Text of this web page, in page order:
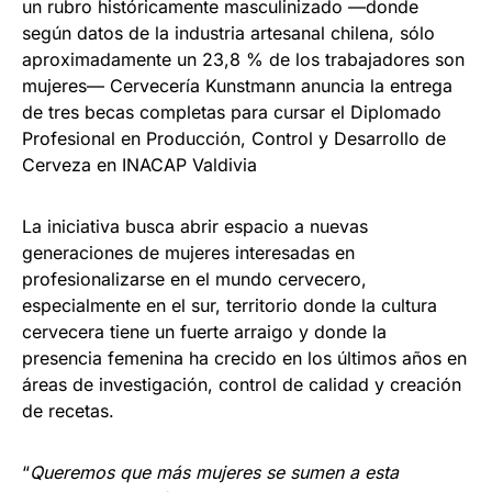
un rubro históricamente masculinizado —donde
según datos de la industria artesanal chilena, sólo
aproximadamente un 23,8 % de los trabajadores son
mujeres— Cervecería Kunstmann anuncia la entrega
de tres becas completas para cursar el Diplomado
Profesional en Producción, Control y Desarrollo de
Cerveza en INACAP Valdivia
La iniciativa busca abrir espacio a nuevas
generaciones de mujeres interesadas en
profesionalizarse en el mundo cervecero,
especialmente en el sur, territorio donde la cultura
cervecera tiene un fuerte arraigo y donde la
presencia femenina ha crecido en los últimos años en
áreas de investigación, control de calidad y creación
de recetas.
“Queremos que más mujeres se sumen a esta